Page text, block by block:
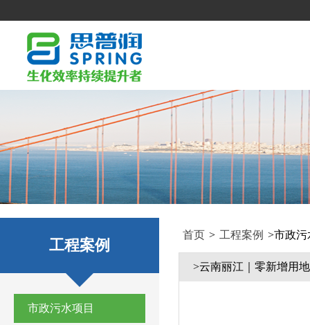
工程案例
市政污水项目
首页 > 工程案例 >市政污
>云南丽江｜零新增用